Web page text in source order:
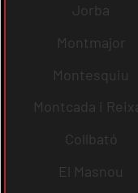
Jorba
Montmajor
Montesquiu
Montcada i
Collbató
El Masnou